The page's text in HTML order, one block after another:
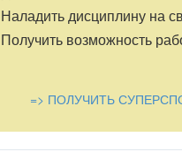
Наладить дисциплину на
Получить возможность
=> ПОЛУЧИТЬ